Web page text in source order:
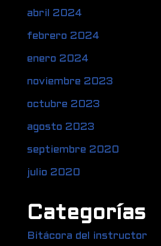
abril 2024
febrero 2024
enero 2024
noviembre 2023
octubre 2023
agosto 2023
septiembre 2020
julio 2020
Categorías
Bitácora del instructor